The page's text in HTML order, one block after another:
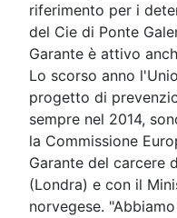
riferimento per i
del Cie di Ponte
Garante è attivo
Lo scorso anno
progetto di
sempre nel 2014,
la Commissione
Garante del carcere
(Londra) e con il
norvegese.